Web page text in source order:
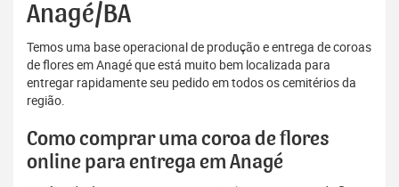
Anagé/BA
Temos uma base operacional de produção e entrega de coroas
de flores em Anagé que está muito bem localizada para
entregar rapidamente seu pedido em todos os cemitérios da
região.
Como comprar uma coroa de flores
online para entrega em Anagé